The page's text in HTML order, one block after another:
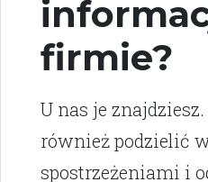
firmie?
U nas je
również podzielić
spostrzeżeniami i